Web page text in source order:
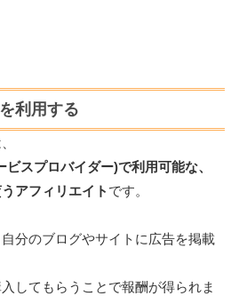
利用する
スプロバイダー)で利用可能な、
アフィリエイト です。
分のブログやサイトに広告を掲載
してもらうことで報酬が得られま